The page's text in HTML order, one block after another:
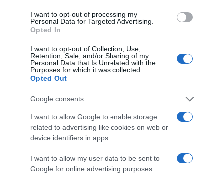
I want to opt-out of processing my
Personal Data for Targeted Advertising.
Opted In
I want to opt-out of Collection, Use,
Retention, Sale, and/or Sharing of my
Personal Data that Is Unrelated with the
Purposes for which it was collected.
Opted Out
Google consents
I want to allow Google to enable storage
related to advertising like cookies on web or
device identifiers in apps.
I want to allow my user data to be sent to
Google for online advertising purposes.
Continua a leggere
BELLEZZA